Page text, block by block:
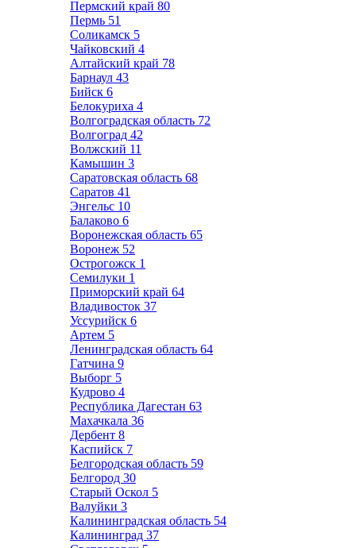
Пермский край 80
Пермь 51
Соликамск 5
Чайковский 4
Алтайский край 78
Барнаул 43
Бийск 6
Белокуриха 4
Волгоградская область 72
Волгоград 42
Волжский 11
Камышин 3
Саратовская область 68
Саратов 41
Энгельс 10
Балаково 6
Воронежская область 65
Воронеж 52
Острогожск 1
Семилуки 1
Приморский край 64
Владивосток 37
Уссурийск 6
Артем 5
Ленинградская область 64
Гатчина 9
Выборг 5
Кудрово 4
Республика Дагестан 63
Махачкала 36
Дербент 8
Каспийск 7
Белгородская область 59
Белгород 30
Старый Оскол 5
Валуйки 3
Калининградская область 54
Калининград 37